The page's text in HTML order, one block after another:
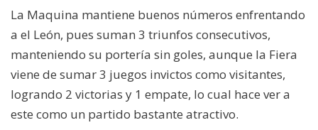
La Maquina mantiene buenos números enfrentando
a el León, pues suman 3 triunfos consecutivos,
manteniendo su portería sin goles, aunque la Fiera
viene de sumar 3 juegos invictos como visitantes,
logrando 2 victorias y 1 empate, lo cual hace ver a
este como un partido bastante atractivo.